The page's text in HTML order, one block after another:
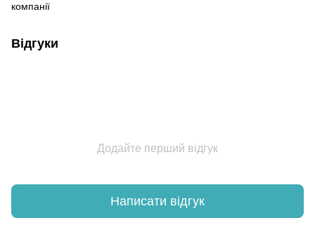
компанії
Відгуки
Додайте перший відгук
Написати відгук